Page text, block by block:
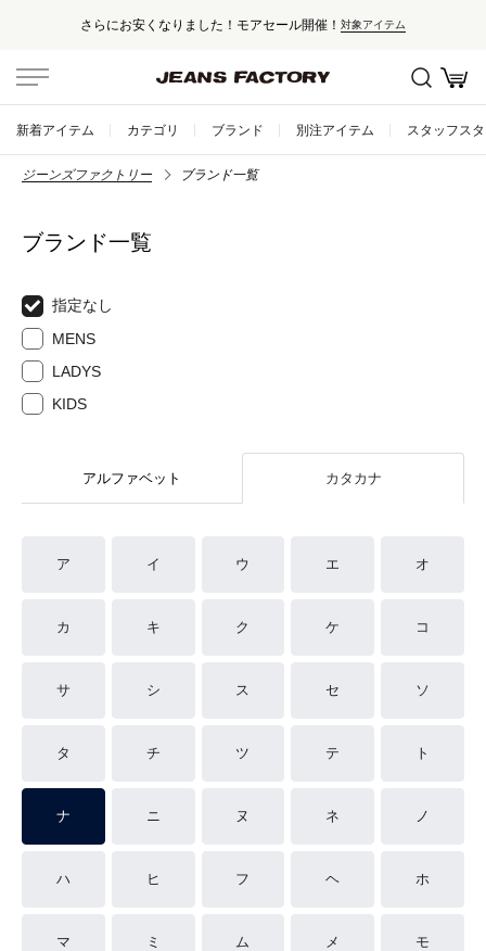
さらにお安くなりました！モアセール開催！ 対象アイテム
新着アイテム カテゴリ ブランド 別注アイテム スタッフス
ジーンズファクトリー ブランド一覧
ブランド一覧
指定なし
MENS
LADYS
KIDS
アルファベット カタカナ
ア イ ウ エ オ
カ キ ク ケ コ
サ シ ス セ ソ
タ チ ツ テ ト
ナ ニ ヌ ネ ノ
ハ ヒ フ ヘ ホ
マ ミ ム メ モ